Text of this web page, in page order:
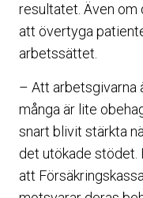
resultatet. Även om
att övertyga
arbetssättet.
– Att arbetsgivarna
många är lite
snart blivit stärkta
det utökade stödet.
att